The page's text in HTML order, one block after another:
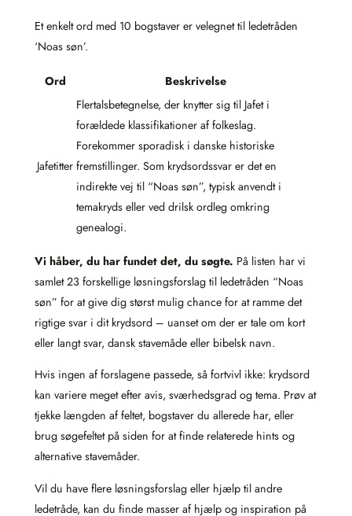
Et enkelt ord med 10 bogstaver er velegnet til ledetråden
‘Noas søn’.
Ord Beskrivelse
Jafetitter
Flertalsbetegnelse, der knytter sig til Jafet i
forældede klassifikationer af folkeslag.
Forekommer sporadisk i danske historiske
fremstillinger. Som krydsordssvar er det en
indirekte vej til “Noas søn”, typisk anvendt i
temakryds eller ved drilsk ordleg omkring
genealogi.
Vi håber, du har fundet det, du søgte. På listen har vi
samlet 23 forskellige løsningsforslag til ledetråden “Noas
søn” for at give dig størst mulig chance for at ramme det
rigtige svar i dit krydsord – uanset om der er tale om kort
eller langt svar, dansk stavemåde eller bibelsk navn.
Hvis ingen af forslagene passede, så fortvivl ikke: krydsord
kan variere meget efter avis, sværhedsgrad og tema. Prøv at
tjekke længden af feltet, bogstaver du allerede har, eller
brug søgefeltet på siden for at finde relaterede hints og
alternative stavemåder.
Vil du have flere løsningsforslag eller hjælp til andre
ledetråde, kan du finde masser af hjælp og inspiration på